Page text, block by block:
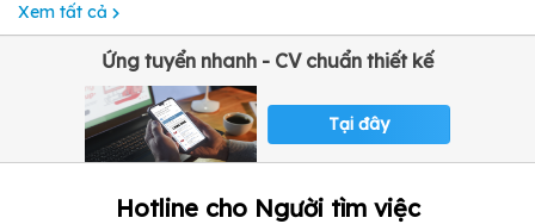
Xem tất cả
Ứng tuyển nhanh - CV chuẩn thiết kế
Tại đây
Hotline cho Người tìm việc